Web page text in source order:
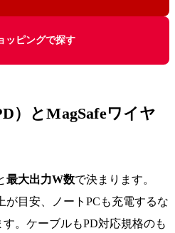
ッピングで探す
）とMagSafeワイヤ
最大出力W数で決まります。
が目安、ノートPCも充電するな
。ケーブルもPD対応規格のも